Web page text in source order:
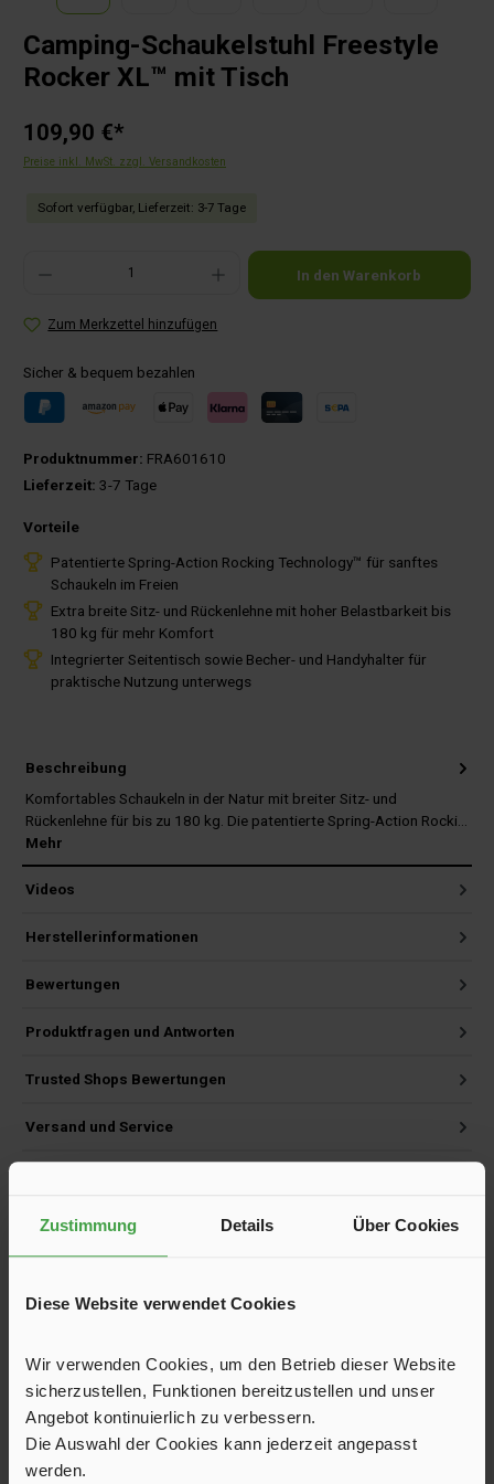
Zustimmung Details Über Cookies
Diese Website verwendet Cookies
Wir verwenden Cookies, um den Betrieb dieser Website
sicherzustellen, Funktionen bereitzustellen und unser
Angebot kontinuierlich zu verbessern.
Die Auswahl der Cookies kann jederzeit angepasst
werden.
Camping-Schaukelstuhl Freestyle
Rocker XL™ mit Tisch
109,90 €*
Preise inkl. MwSt. zzgl. Versandkosten
Sofort verfügbar, Lieferzeit: 3-7 Tage
Produkt Anzahl: Gib den gewünschten Wert ein oder benutze die Schaltflächen um die
In den Warenkorb
Zum Merkzettel hinzufügen
Sicher & bequem bezahlen
Produktnummer: FRA601610
Lieferzeit: 3-7 Tage
Vorteile
Patentierte Spring-Action Rocking Technology™ für sanftes
Schaukeln im Freien
Extra breite Sitz- und Rückenlehne mit hoher Belastbarkeit bis
180 kg für mehr Komfort
Integrierter Seitentisch sowie Becher- und Handyhalter für
praktische Nutzung unterwegs
Beschreibung
Komfortables Schaukeln in der Natur mit breiter Sitz- und
Rückenlehne für bis zu 180 kg. Die patentierte Spring-Action Rocki…
Mehr
Videos
Herstellerinformationen
Bewertungen
Produktfragen und Antworten
Trusted Shops Bewertungen
Versand und Service
Produktgalerie überspringen
Kunden haben sich ebenfalls angesehen